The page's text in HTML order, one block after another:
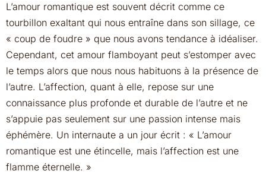
L’amour romantique est souvent décrit comme ce
tourbillon exaltant qui nous entraîne dans son sillage, ce
« coup de foudre » que nous avons tendance à idéaliser.
Cependant, cet amour flamboyant peut s’estomper avec
le temps alors que nous nous habituons à la présence de
l’autre. L’affection, quant à elle, repose sur une
connaissance plus profonde et durable de l’autre et ne
s’appuie pas seulement sur une passion intense mais
éphémère. Un internaute a un jour écrit : « L’amour
romantique est une étincelle, mais l’affection est une
flamme éternelle. »